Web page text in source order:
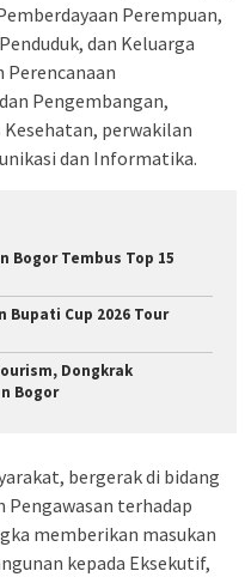
Perempuan,
dan Keluarga
Perencanaan
Pengembangan,
Kesehatan, perwakilan
dan Informatika.
Bogor Tembus Top 15
Bupati Cup 2026 Tour
Dongkrak
Bogor
bergerak di bidang
Pengawasan terhadap
memberikan masukan
kepada Eksekutif,